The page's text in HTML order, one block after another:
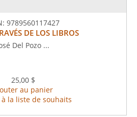
9789560117427
DE LOS LIBROS
Del Pozo ...
25,00 $
au panier
la liste de souhaits